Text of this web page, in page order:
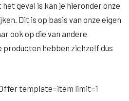
geval is kan je hieronder onze
Dit is op basis van onze eigen
ook op die van andere
producten hebben zichzelf dus
template=item limit=1